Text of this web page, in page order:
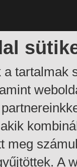
a tartalmak
meg
A